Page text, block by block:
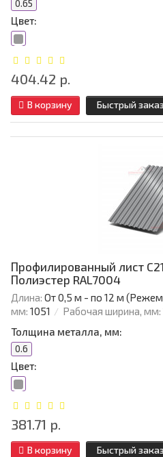
0.65
Цвет:
404.42 р.
В корзину Быстрый заказ
Профилированный лист
Полиэстер RAL7004
Длина: От 0,5 м - по 12 м
мм: 1051 Рабочая ширина, мм:
Толщина металла, мм:
0.6
Цвет:
381.71 р.
В корзину Быстрый заказ